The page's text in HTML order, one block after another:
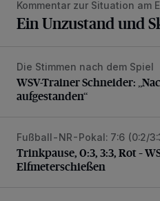
Kommentar zur Situation am
Ein Unzustand und
WSV-Trainer Schneider:
Die Stimmen nach dem Spiel
WSV-Trainer Schneider:
aufgestanden“
Trinkpause, 0:3, 3:3, Rot –
Fußball-NR-Pokal: 7:6 (0:2/
Trinkpause, 0:3, 3:3, Rot –
Elfmeterschießen